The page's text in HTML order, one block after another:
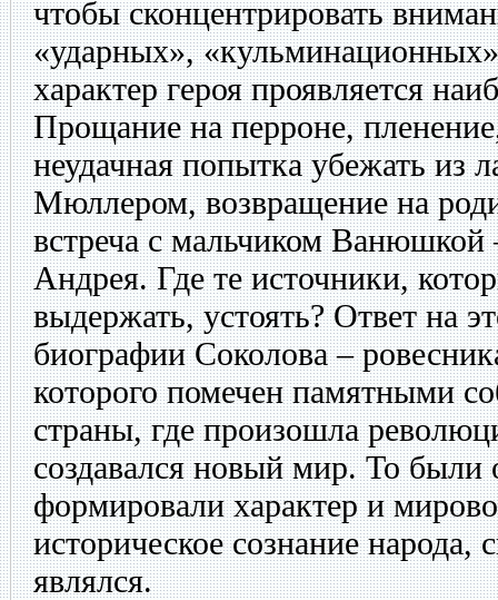
чтобы сконцентрировать
«ударных»,
характер героя проявляется
Прощание на перроне,
неудачная попытка убежать из
Мюллером, возвращение на
встреча с мальчиком Ванюшкой
Андрея. Где те источники,
выдержать, устоять? Ответ на
биографии Соколова –
которого помечен памятными
страны, где произошла
создавался новый мир. То были
формировали характер и
историческое сознание народа,
являлся.